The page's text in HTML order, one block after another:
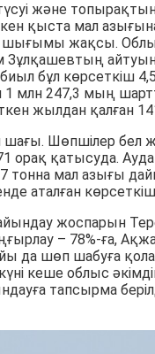
және
қыста мал
шығымы жақсы.
бұл көрсеткіш
млн 247,3 мың
жылдан қалған
шағы. Шөпшілер бел
орақ қатысуда.
мал азығы
аталған
жоспарын
– 78%-ға,
да шөп шабуға
кеше облыс
тапсырма